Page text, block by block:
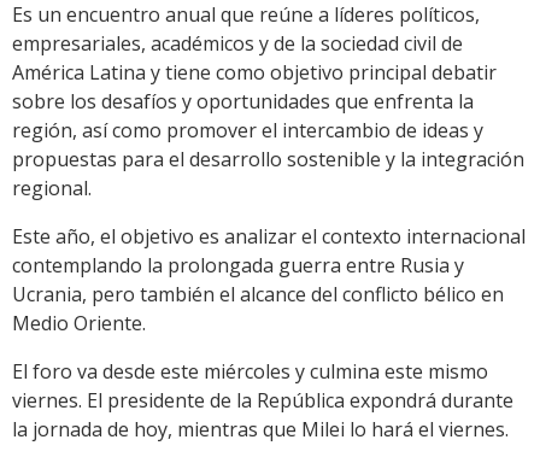
Es un encuentro anual que reúne a líderes políticos,
empresariales, académicos y de la sociedad civil de
América Latina y tiene como objetivo principal debatir
sobre los desafíos y oportunidades que enfrenta la
región, así como promover el intercambio de ideas y
propuestas para el desarrollo sostenible y la integración
regional.
Este año, el objetivo es analizar el contexto internacional
contemplando la prolongada guerra entre Rusia y
Ucrania, pero también el alcance del conflicto bélico en
Medio Oriente.
El foro va desde este miércoles y culmina este mismo
viernes. El presidente de la República expondrá durante
la jornada de hoy, mientras que Milei lo hará el viernes.